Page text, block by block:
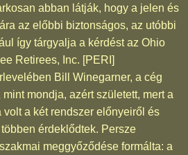
abban látják, hogy a jelen és
az előbbi biztonságos, az utóbbi
így tárgyalja a kérdést az Ohio
Retirees, Inc. [PERI]
Bill Winegarner, a cég
mondja, azért született, mert a
volt a két rendszer előnyeiről és
érdeklődtek. Persze
meggyőződése formálta: a